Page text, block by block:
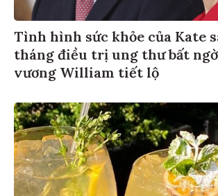
Tình hình sức khỏe của Kate
tháng điều trị ung thư bất
vương William tiết lộ